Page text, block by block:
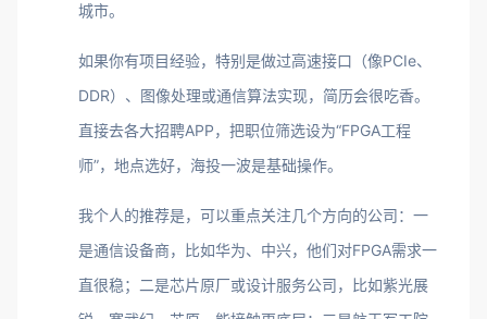
城市。
如果你有项目经验，特别是做过高速接口（像PCIe、
DDR）、图像处理或通信算法实现，简历会很吃香。
直接去各大招聘APP，把职位筛选设为“FPGA工程
师”，地点选好，海投一波是基础操作。
我个人的推荐是，可以重点关注几个方向的公司：一
是通信设备商，比如华为、中兴，他们对FPGA需求一
直很稳；二是芯片原厂或设计服务公司，比如紫光展